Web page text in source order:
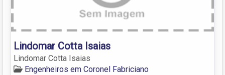
Lindomar Cotta Isaias
Lindomar Cotta Isaias
Engenheiros em Coronel Fabriciano